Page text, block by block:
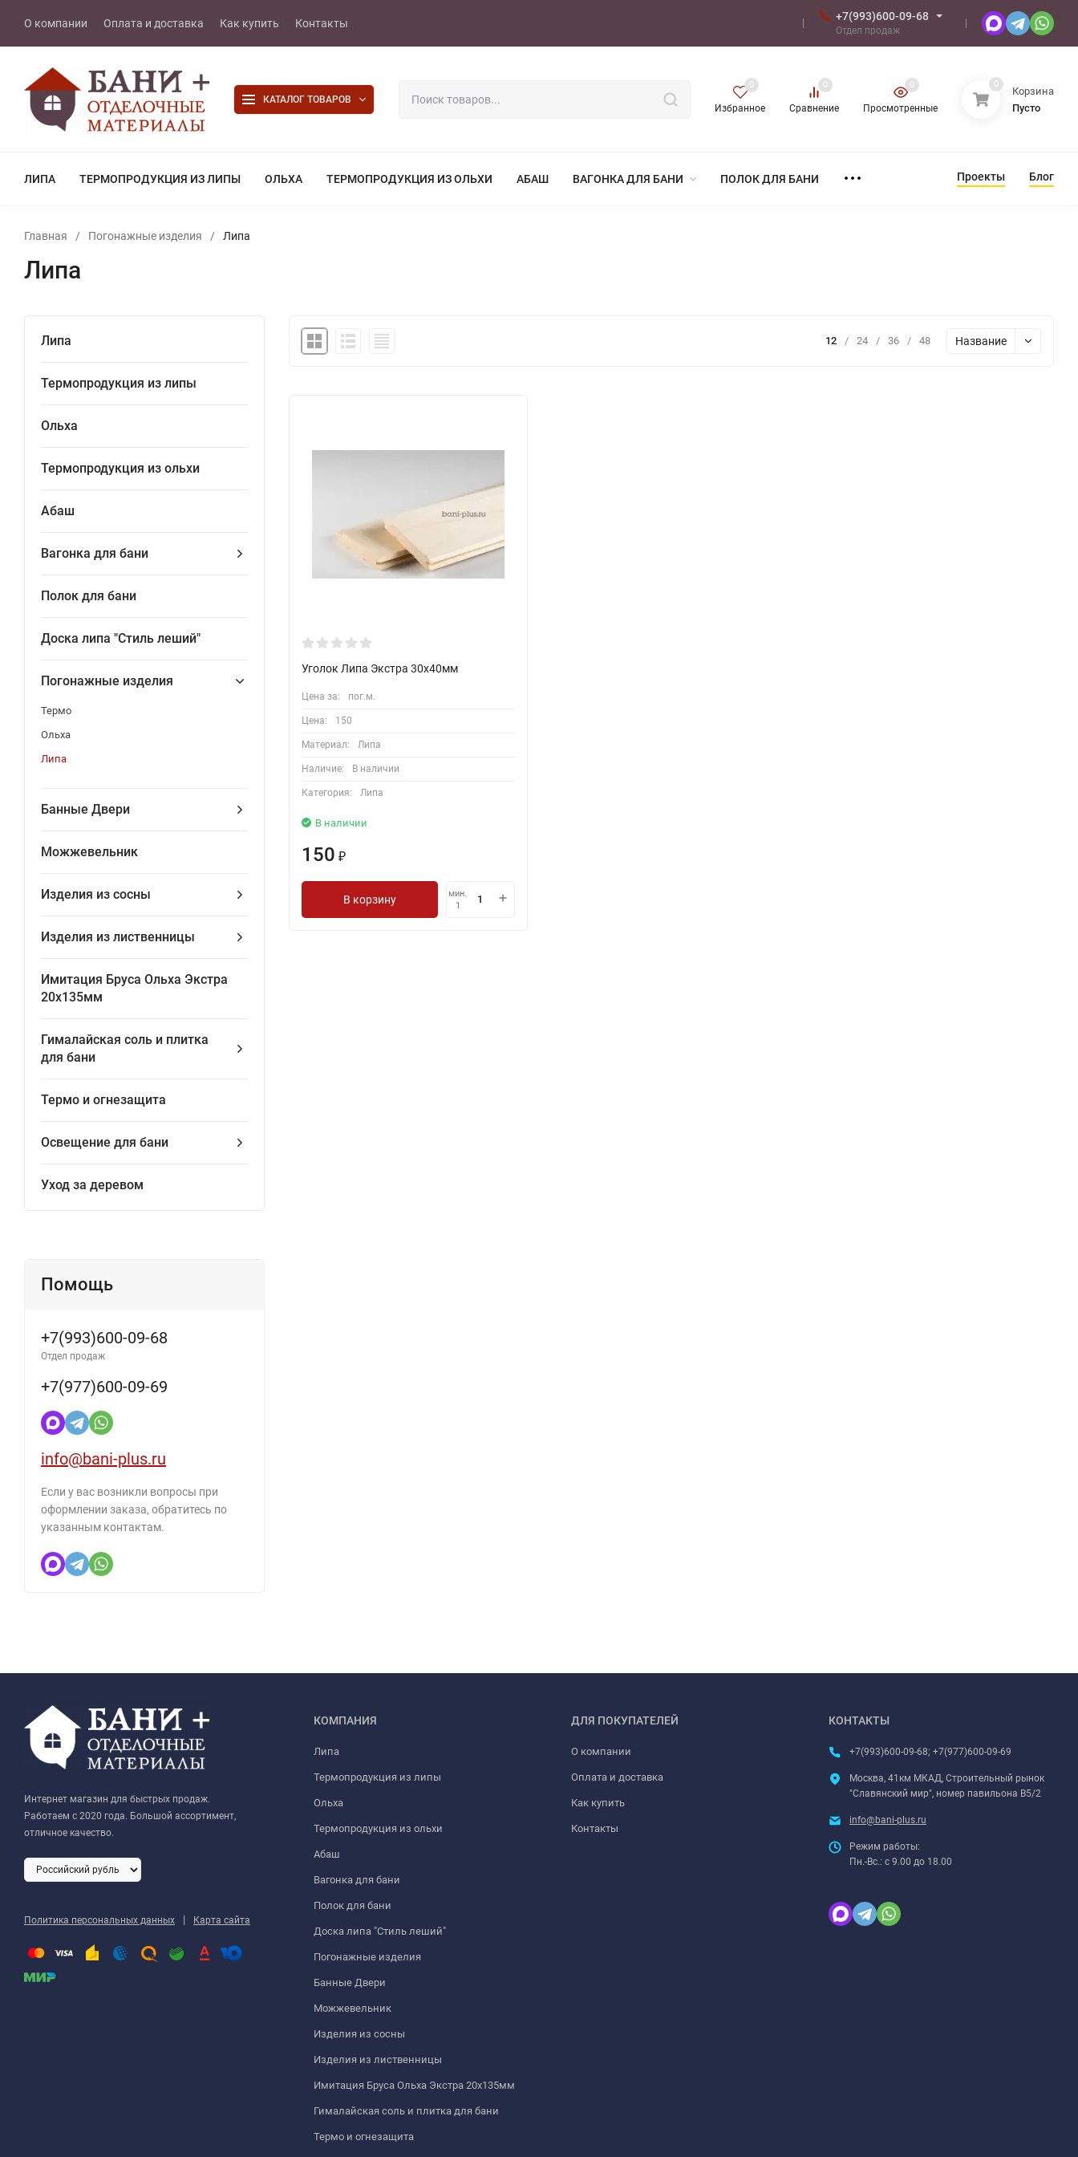
О компании Оплата и доставка Как купить Контакты
+7(993)600-09-68
Отдел продаж
КАТАЛОГ ТОВАРОВ
Избранное
0
Сравнение
0
Просмотренные
0 0
Корзина
Пусто
ЛИПА ТЕРМОПРОДУКЦИЯ ИЗ ЛИПЫ ОЛЬХА ТЕРМОПРОДУКЦИЯ ИЗ ОЛЬХИ АБАШ ВАГОНКА ДЛЯ БАНИ ПОЛОК ДЛЯ БАНИ Проекты Блог
Главная / Погонажные изделия / Липа
Липа
Липа
Термопродукция из липы
Ольха
Термопродукция из ольхи
Абаш
Вагонка для бани
Полок для бани
Доска липа "Стиль леший"
Погонажные изделия
Термо
Ольха
Липа
Банные Двери
Можжевельник
Изделия из сосны
Изделия из лиственницы
Имитация Бруса Ольха Экстра
20х135мм
Гималайская соль и плитка
для бани
Термо и огнезащита
Освещение для бани
Уход за деревом
Помощь
+7(993)600-09-68
Отдел продаж
+7(977)600-09-69
info@bani-plus.ru
Если у вас возникли вопросы при
оформлении заказа, обратитесь по
указанным контактам.
12 / 24 / 36 / 48 Название
Уголок Липа Экстра 30х40мм
Цена за: пог.м.
Цена: 150
Материал: Липа
Наличие: В наличии
Категория: Липа
В наличии
150 ₽
В корзину
мин.
1
Интернет магазин для быстрых продаж.
Работаем с 2020 года. Большой ассортимент,
отличное качество.
Политика персональных данных | Карта сайта
КОМПАНИЯ
Липа
Термопродукция из липы
Ольха
Термопродукция из ольхи
Абаш
Вагонка для бани
Полок для бани
Доска липа "Стиль леший"
Погонажные изделия
Банные Двери
Можжевельник
Изделия из сосны
Изделия из лиственницы
Имитация Бруса Ольха Экстра 20х135мм
Гималайская соль и плитка для бани
Термо и огнезащита
ДЛЯ ПОКУПАТЕЛЕЙ
О компании
Оплата и доставка
Как купить
Контакты
КОНТАКТЫ
+7(993)600-09-68; +7(977)600-09-69
Москва, 41км МКАД, Строительный рынок
"Славянский мир", номер павильона В5/2
info@bani-plus.ru
Режим работы:
Пн.-Вс.: с 9.00 до 18.00